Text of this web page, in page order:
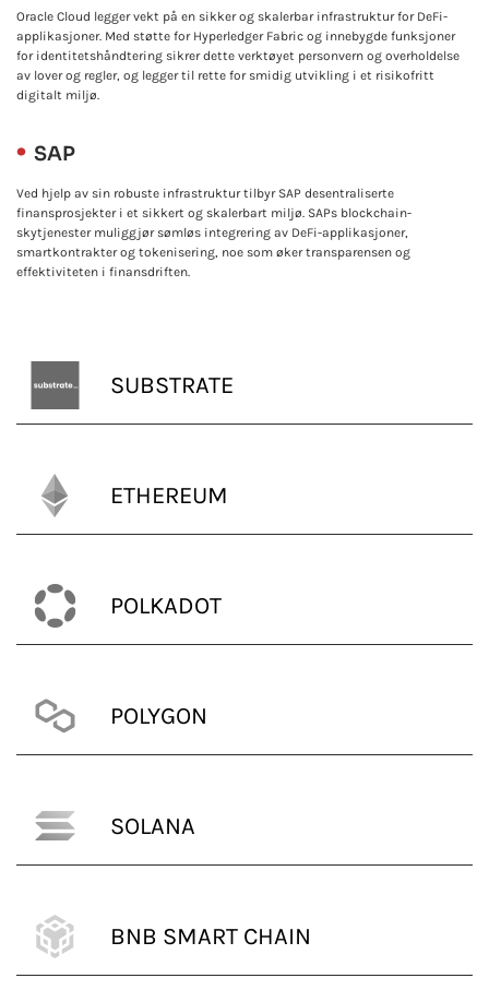
Oracle Cloud legger vekt på en sikker og skalerbar infrastruktur for DeFi-
applikasjoner. Med støtte for Hyperledger Fabric og innebygde funksjoner
for identitetshåndtering sikrer dette verktøyet personvern og overholdelse
av lover og regler, og legger til rette for smidig utvikling i et risikofritt
digitalt miljø.
SAP
Ved hjelp av sin robuste infrastruktur tilbyr SAP desentraliserte
finansprosjekter i et sikkert og skalerbart miljø. SAPs blockchain-
skytjenester muliggjør sømløs integrering av DeFi-applikasjoner,
smartkontrakter og tokenisering, noe som øker transparensen og
effektiviteten i finansdriften.
SUBSTRATE
ETHEREUM
POLKADOT
POLYGON
SOLANA
BNB SMART CHAIN